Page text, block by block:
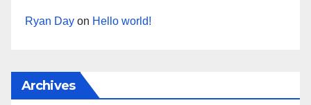
Ryan Day on Hello world!
Archives